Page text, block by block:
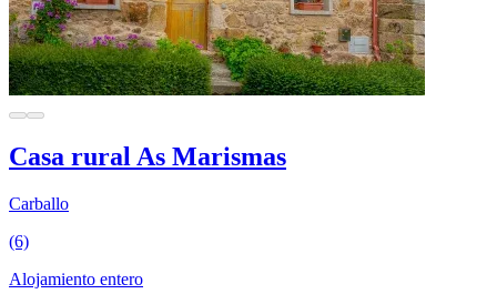
Casa rural As Marismas
Carballo
(6)
Alojamiento entero